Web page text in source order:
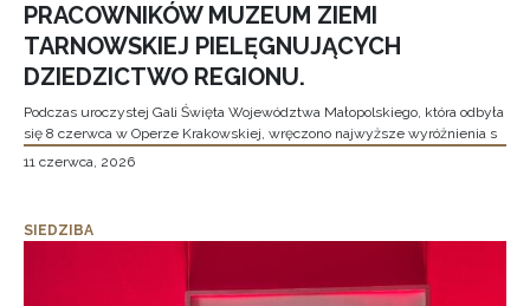
PRACOWNIKÓW MUZEUM ZIEMI
TARNOWSKIEJ PIELĘGNUJĄCYCH
DZIEDZICTWO REGIONU.
Podczas uroczystej Gali Święta Województwa Małopolskiego, która odbyła
się 8 czerwca w Operze Krakowskiej, wręczono najwyższe wyróżnienia s
11 czerwca, 2026
SIEDZIBA